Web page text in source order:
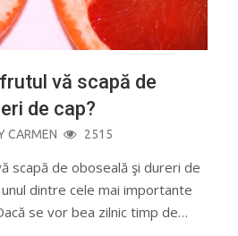
vă scapă de
de cap?
CARMEN 2515
scapă de oboseală şi dureri de
dintre cele mai importante
se vor bea zilnic timp de…